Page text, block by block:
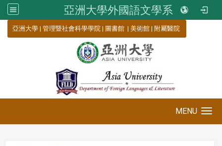
亞洲大學外國語文學系
亞洲大學 | 管理暨社會科學學院 | 圖書館 | 美術館 | 附屬醫院
MENU